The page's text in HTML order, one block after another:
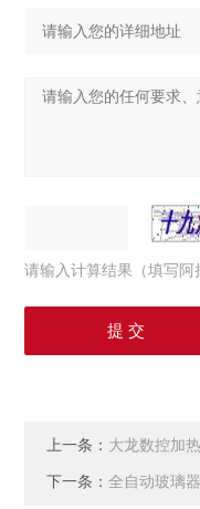
请输入计算结果（填写
上一条： 大龙数控加
下一条：全自动玻璃